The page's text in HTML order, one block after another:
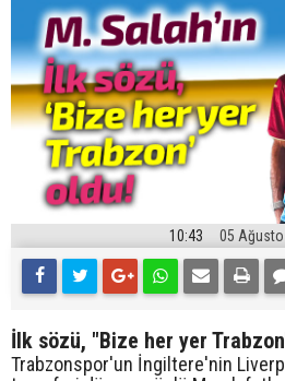
10:43 05
İlk sözü, "Bize her yer
Trabzonspor'un İngiltere'nin